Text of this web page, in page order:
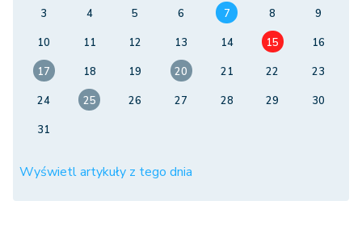
3
4 5 6 7 8
9
10
11 12 13 14 15
16
17
18 19 20 21 22
23
24
25 26 27 28 29
30
31
Wyświetl artykuły z tego dnia